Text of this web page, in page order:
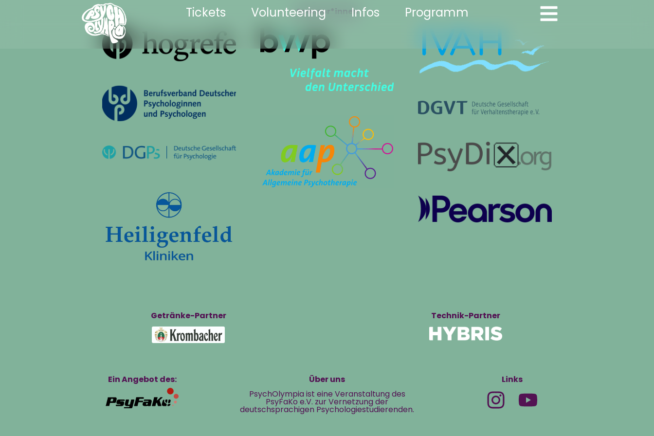
Tickets Volunteering Infos Programm
Sponsor*innen
Getränke-Partner Technik-Partner
Ein Angebot des:
Über uns
PsychOlympia ist eine Veranstaltung des
PsyFaKo e.V. zur Vernetzung der
deutschsprachigen Psychologiestudierenden.
Links